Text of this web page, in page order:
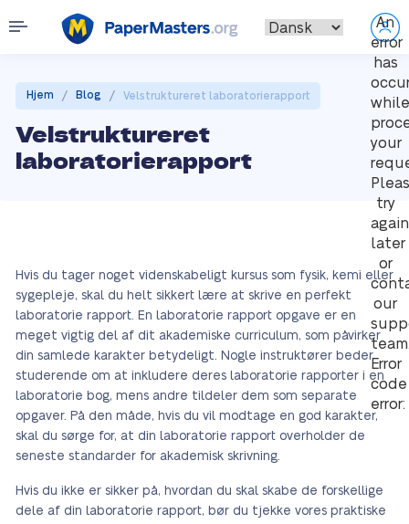
An
error
has
while
your
try
again
later
or
our
Error
code
error:
Hjem / Blog / Velstruktureret laboratorierapport
Velstruktureret
laboratorierapport
Hvis du tager noget videnskabeligt kursus som fysik, kemi eller
sygepleje, skal du helt sikkert lære at skrive en perfekt
laboratorie rapport. En laboratorie rapport opgave er en
meget vigtig del af dit akademiske curriculum, som påvirker
din samlede karakter betydeligt. Nogle instruktører beder
studerende om at inkludere deres laboratorie rapporter i en
laboratorie bog, mens andre tildeler dem som separate
opgaver. På den måde, hvis du vil modtage en god karakter,
skal du sørge for, at din laboratorie rapport overholder de
seneste standarder for akademisk skrivning.
Hvis du ikke er sikker på, hvordan du skal skabe de forskellige
dele af din laboratorie rapport, bør du tjekke vores praktiske